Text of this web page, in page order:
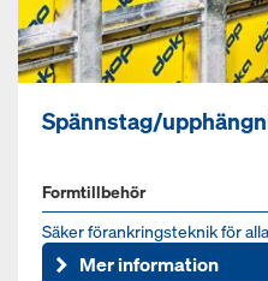
Spännstag/
Formtillbehör
Säker förankringsteknik för
Mer information